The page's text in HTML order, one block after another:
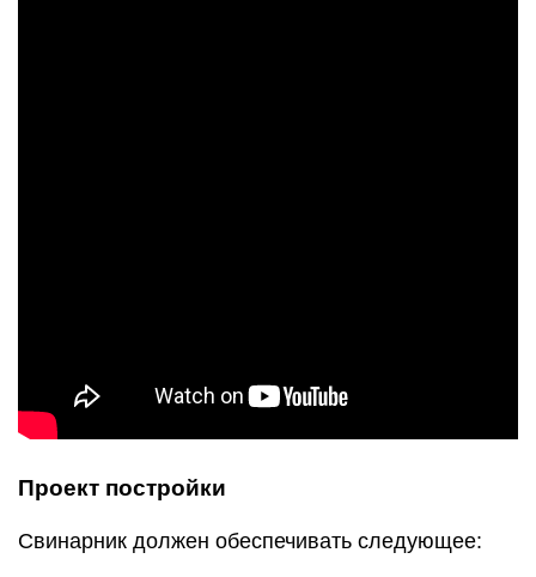
Проект постройки
Свинарник должен обеспечивать следующее: